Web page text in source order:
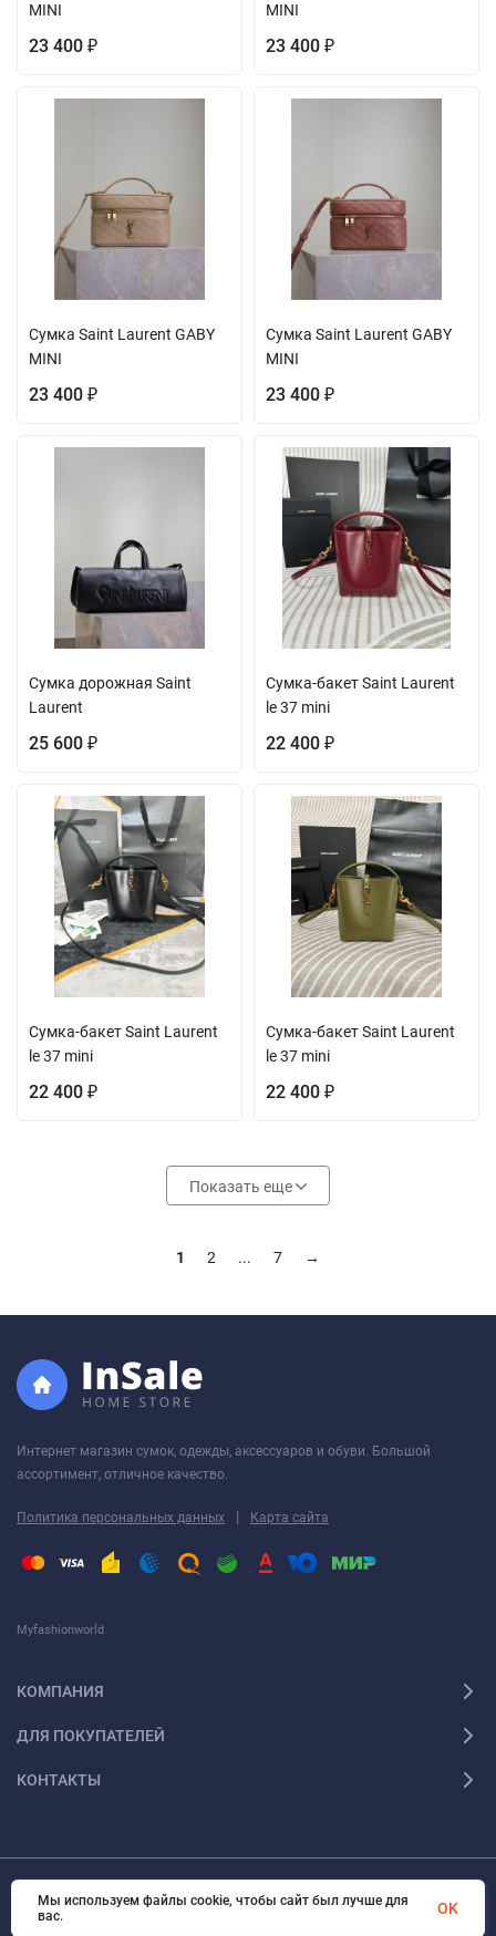
MINI
23 400 ₽
MINI
23 400 ₽
Сумка Saint Laurent GABY
MINI
23 400 ₽
Сумка Saint Laurent GABY
MINI
23 400 ₽
Сумка дорожная Saint
Laurent
25 600 ₽
Сумка-бакет Saint Laurent
le 37 mini
22 400 ₽
Сумка-бакет Saint Laurent
le 37 mini
22 400 ₽
Сумка-бакет Saint Laurent
le 37 mini
22 400 ₽
Показать еще
1 2 ... 7 →
Интернет магазин сумок, одежды, аксессуаров и обуви. Большой
ассортимент, отличное качество.
Политика персональных данных | Карта сайта
Myfashionworld
КОМПАНИЯ
ДЛЯ ПОКУПАТЕЛЕЙ
КОНТАКТЫ
© 2026 Myfashionworld Все права защищены
Мы используем файлы cookie, чтобы сайт был лучше для
вас.
OK